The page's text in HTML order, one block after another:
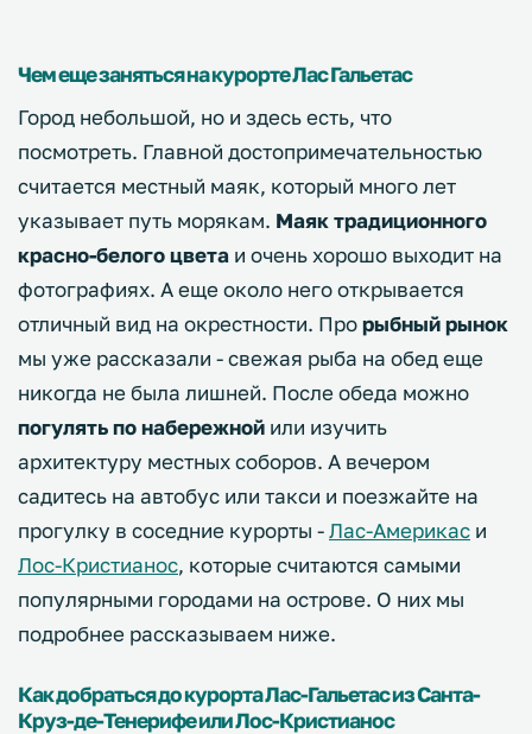
Чем еще заняться на курорте Лас Гальетас
Город небольшой, но и здесь есть, что
посмотреть. Главной достопримечательностью
считается местный маяк, который много лет
указывает путь морякам. Маяк традиционного
красно-белого цвета и очень хорошо выходит на
фотографиях. А еще около него открывается
отличный вид на окрестности. Прорыбный рынок
мы уже рассказали - свежая рыба на обед еще
никогда не была лишней. После обеда можно
погулять по набережной или изучить
архитектуру местных соборов. А вечером
садитесь на автобус или такси и поезжайте на
прогулку в соседние курорты -Лас-Америкас и
Лос-Кристианос, которые считаются самыми
популярными городами на острове. О них мы
подробнее рассказываем ниже.
Как добраться до курорта Лас-Гальетас из Санта-
Круз-де-Тенерифе или Лос-Кристианос